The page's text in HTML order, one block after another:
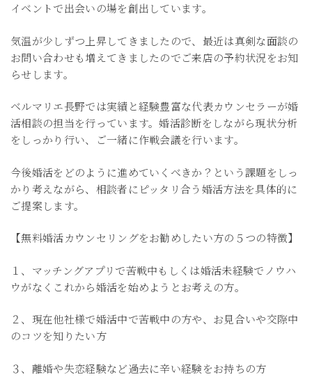
イベントで出会いの場を創出しています。
気温が少しずつ上昇してきましたので、最近は真剣な面談の
お問い合わせも増えてきましたのでご来店の予約状況をお知
らせします。
ベルマリエ長野では実績と経験豊富な代表カウンセラーが婚
活相談の担当を行っています。婚活診断をしながら現状分析
をしっかり行い、ご一緒に作戦会議を行います。
今後婚活をどのように進めていくべきか？という課題をしっ
かり考えながら、相談者にピッタリ合う婚活方法を具体的に
ご提案します。
【無料婚活カウンセリングをお勧めしたい方の５つの特徴】
１、マッチングアプリで苦戦中もしくは婚活未経験でノウハ
ウがなくこれから婚活を始めようとお考えの方。
２、現在他社様で婚活中で苦戦中の方や、お見合いや交際中
のコツを知りたい方
３、離婚や失恋経験など過去に辛い経験をお持ちの方